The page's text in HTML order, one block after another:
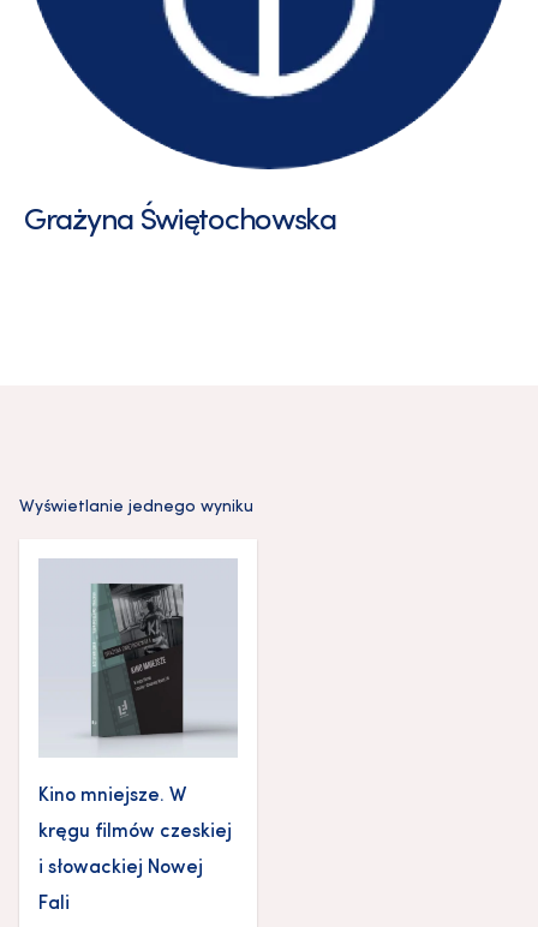
Grażyna Świętochowska
Wyświetlanie jednego wyniku
Kino mniejsze. W
kręgu filmów czeskiej
i słowackiej Nowej
Fali